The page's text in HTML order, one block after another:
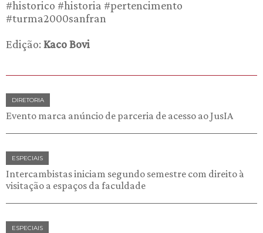
#historico #historia #pertencimento
#turma2000sanfran
Edição: Kaco Bovi
DIRETORIA
Evento marca anúncio de parceria de acesso ao JusIA
ESPECIAIS
Intercambistas iniciam segundo semestre com direito à
visitação a espaços da faculdade
ESPECIAIS